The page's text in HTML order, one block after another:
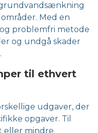
Med en
problemfri metode
og undgå skader
til ethvert
udgaver, der
opgaver. Til
eller mindre